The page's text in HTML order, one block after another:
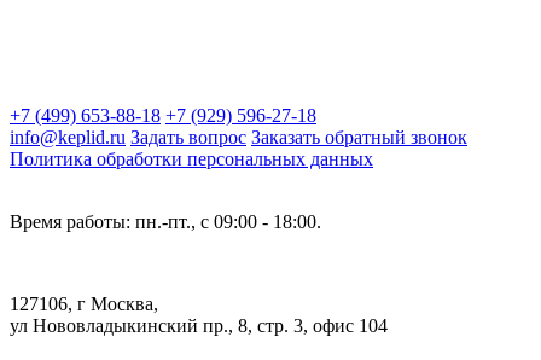
+7 (499) 653-88-18 +7 (929) 596-27-18
info@keplid.ru Задать вопрос Заказать обратный звонок
Политика обработки персональных данных
Время работы: пн.-пт., с 09:00 - 18:00.
127106, г Москва,
ул Нововладыкинский пр., 8, стр. 3, офис 104